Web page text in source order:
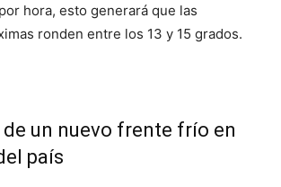
hora, esto generará que las
ronden entre los 13 y 15 grados.
de un nuevo frente frío en
país